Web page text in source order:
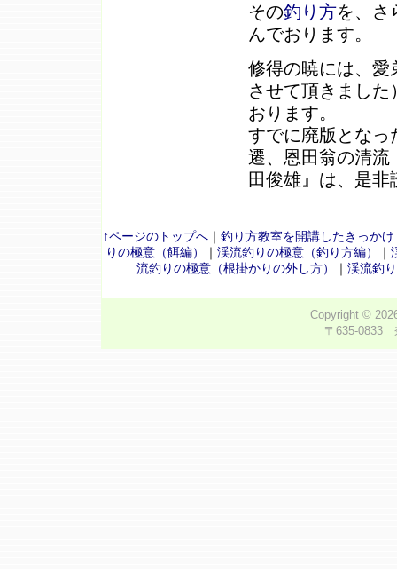
その釣り方を、さ
んでおります。
修得の暁には、愛
させて頂きまし
おります。
すでに廃版となっ
遷、恩田翁の清流
田俊雄』は、是
↑ページのトップへ｜ 釣り方教室を開講したきっかけ
りの極意（餌編）
｜ 渓流釣りの極意（釣り方編） ｜
流釣りの極意（根掛かりの外し方）
｜ 渓流釣
Copyright ©
〒635-0833